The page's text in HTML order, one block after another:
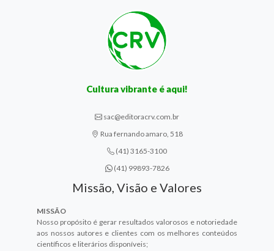
Cultura vibrante é aqui!
sac@editoracrv.com.br
Rua fernando amaro, 518
(41) 3165-3100
(41) 99893-7826
Missão, Visão e Valores
MISSÃO
Nosso propósito é gerar resultados valorosos e notoriedade
aos nossos autores e clientes com os melhores conteúdos
científicos e literários disponíveis;